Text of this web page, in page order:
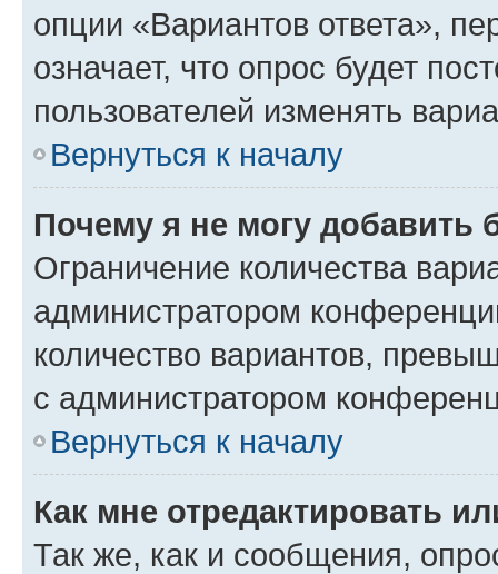
опции «Вариантов ответа»,
означает, что опрос будет
пользователей изменять
Вернуться к началу
Почему я не могу добавить
Ограничение количества
администратором
количество вариантов,
с администратором
Вернуться к началу
Как мне отредактировать
Так же, как и сообщения,